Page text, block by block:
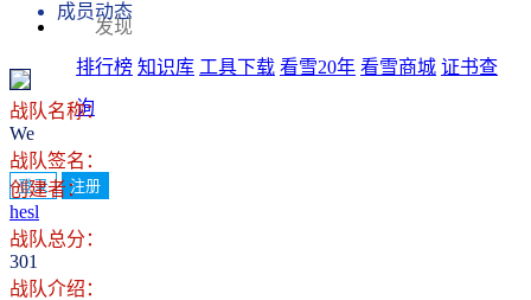
发现
排行榜 知识库 工具下载 看雪20年 看雪商城 证书查
询
登录 注册
成员动态
战队名称：
We
战队签名：
创建者：
hesl
战队总分：
301
战队介绍：